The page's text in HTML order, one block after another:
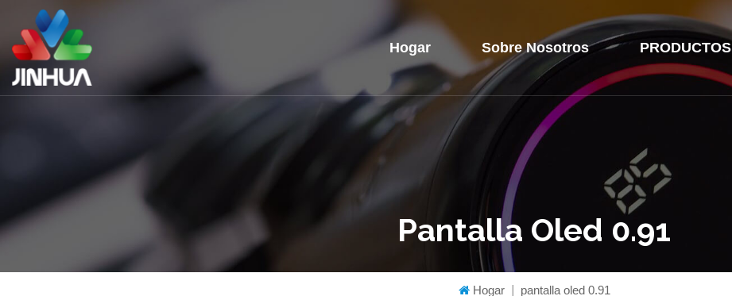
Hogar Sobre Nosotros PRODUCTOS
Pantalla Oled 0.91
Hogar pantalla oled 0.91